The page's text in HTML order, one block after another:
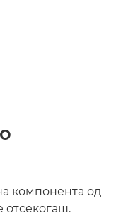
компонента од
отсекогаш.